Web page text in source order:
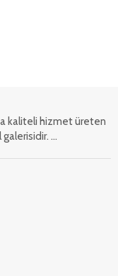
kaliteli hizmet üreten
...